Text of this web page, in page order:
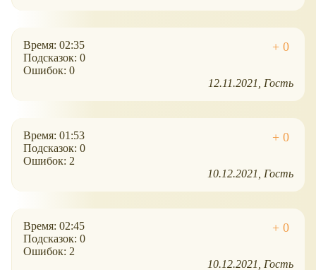
Время: 02:35
Подсказок: 0
Ошибок: 0
12.11.2021
Гость
Время: 01:53
Подсказок: 0
Ошибок: 2
10.12.2021
Гость
Время: 02:45
Подсказок: 0
Ошибок: 2
10.12.2021
Гость